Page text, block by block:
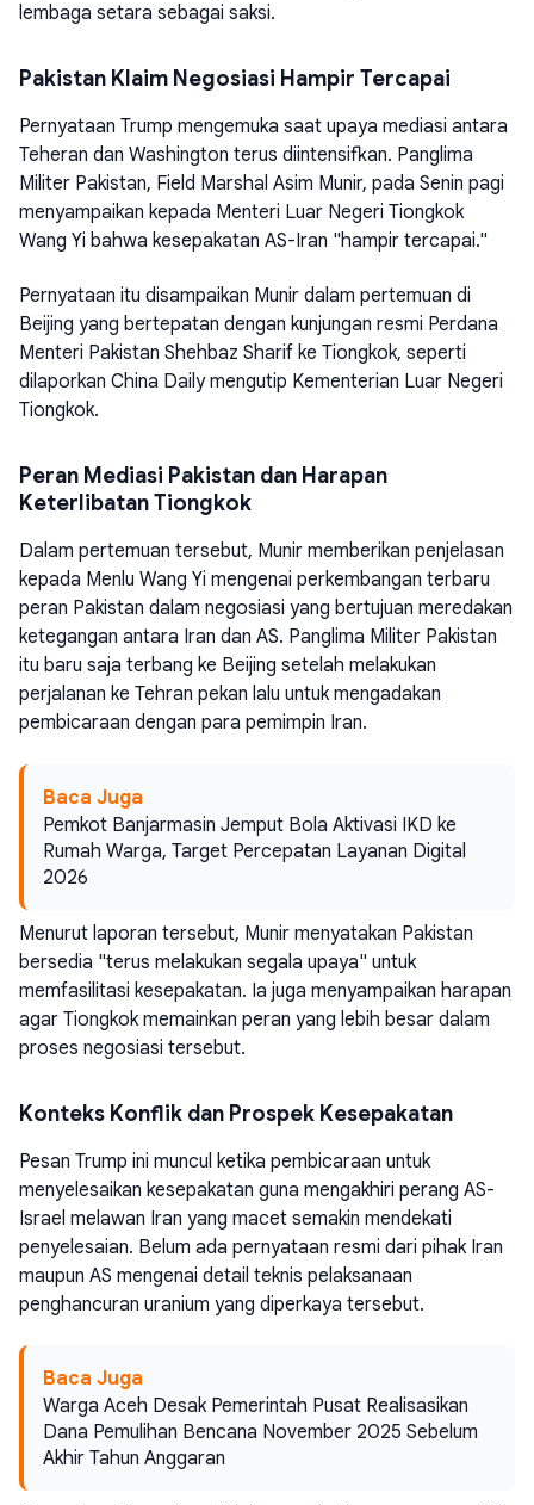
lembaga setara sebagai saksi.
Pakistan Klaim Negosiasi Hampir Tercapai
Pernyataan Trump mengemuka saat upaya mediasi antara
Teheran dan Washington terus diintensifkan. Panglima
Militer Pakistan, Field Marshal Asim Munir, pada Senin pagi
menyampaikan kepada Menteri Luar Negeri Tiongkok
Wang Yi bahwa kesepakatan AS-Iran "hampir tercapai."
Pernyataan itu disampaikan Munir dalam pertemuan di
Beijing yang bertepatan dengan kunjungan resmi Perdana
Menteri Pakistan Shehbaz Sharif ke Tiongkok, seperti
dilaporkan China Daily mengutip Kementerian Luar Negeri
Tiongkok.
Peran Mediasi Pakistan dan Harapan
Keterlibatan Tiongkok
Dalam pertemuan tersebut, Munir memberikan penjelasan
kepada Menlu Wang Yi mengenai perkembangan terbaru
peran Pakistan dalam negosiasi yang bertujuan meredakan
ketegangan antara Iran dan AS. Panglima Militer Pakistan
itu baru saja terbang ke Beijing setelah melakukan
perjalanan ke Tehran pekan lalu untuk mengadakan
pembicaraan dengan para pemimpin Iran.
Baca Juga
Pemkot Banjarmasin Jemput Bola Aktivasi IKD ke
Rumah Warga, Target Percepatan Layanan Digital
2026
Menurut laporan tersebut, Munir menyatakan Pakistan
bersedia "terus melakukan segala upaya" untuk
memfasilitasi kesepakatan. Ia juga menyampaikan harapan
agar Tiongkok memainkan peran yang lebih besar dalam
proses negosiasi tersebut.
Konteks Konflik dan Prospek Kesepakatan
Pesan Trump ini muncul ketika pembicaraan untuk
menyelesaikan kesepakatan guna mengakhiri perang AS-
Israel melawan Iran yang macet semakin mendekati
penyelesaian. Belum ada pernyataan resmi dari pihak Iran
maupun AS mengenai detail teknis pelaksanaan
penghancuran uranium yang diperkaya tersebut.
Baca Juga
Warga Aceh Desak Pemerintah Pusat Realisasikan
Dana Pemulihan Bencana November 2025 Sebelum
Akhir Tahun Anggaran